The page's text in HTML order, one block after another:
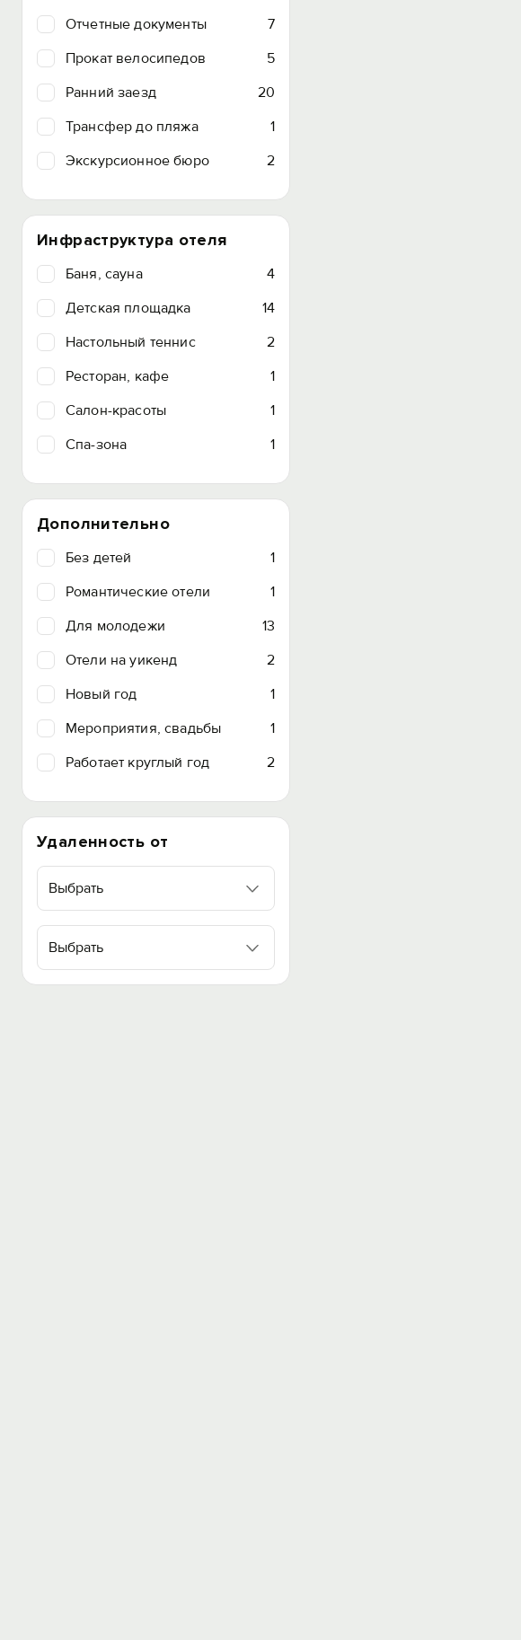
Отчетные документы
7
Прокат велосипедов
5
Ранний заезд
20
Трансфер до пляжа
1
Экскурсионное бюро
2
Инфраструктура отеля
Баня, сауна
4
Детская площадка
14
Настольный теннис
2
Ресторан, кафе
1
Салон-красоты
1
Спа-зона
1
Дополнительно
Без детей
1
Романтические отели
1
Для молодежи
13
Отели на уикенд
2
Новый год
1
Мероприятия, свадьбы
1
Работает круглый год
2
Удаленность от
Выбрать
Выбрать